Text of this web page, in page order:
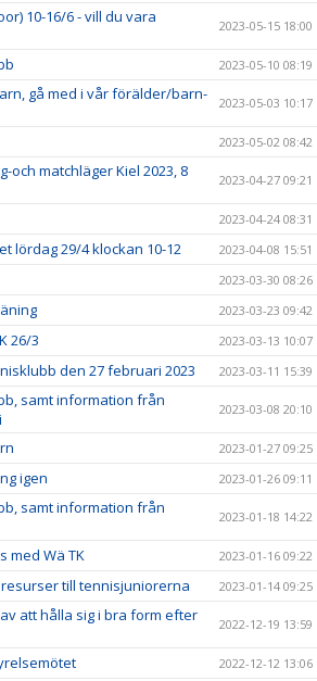
10-16/6 - vill du vara
2023-05-15 18:00
2023-05-10 08:19
gå med i vår förälder/barn-
2023-05-03 10:17
2023-05-02 08:42
matchläger Kiel 2023, 8
2023-04-27 09:21
2023-04-24 08:31
lördag 29/4 klockan 10-12 2023-04-08 15:51
2023-03-30 08:26
2023-03-23 09:42
26/3 2023-03-13 10:07
den 27 februari 2023 2023-03-11 15:39
samt information från
2023-03-08 20:10
2023-01-27 09:25
igen 2023-01-26 09:11
samt information från
2023-01-18 14:22
med Wä TK 2023-01-16 09:22
till tennisjuniorerna 2023-01-14 09:25
att hålla sig i bra form efter
2022-12-19 13:59
2022-12-12 13:06